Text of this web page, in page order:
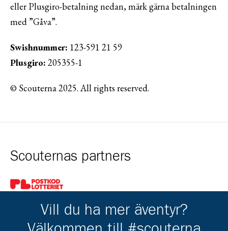
eller Plusgiro-betalning nedan, märk gärna betalningen
med ”Gåva”.
Swishnummer: 123-591 21 59
Plusgiro: 205355-1
© Scouterna 2025. All rights reserved.
Scouternas partners
Gå till pl_50
Vill du ha mer äventyr?